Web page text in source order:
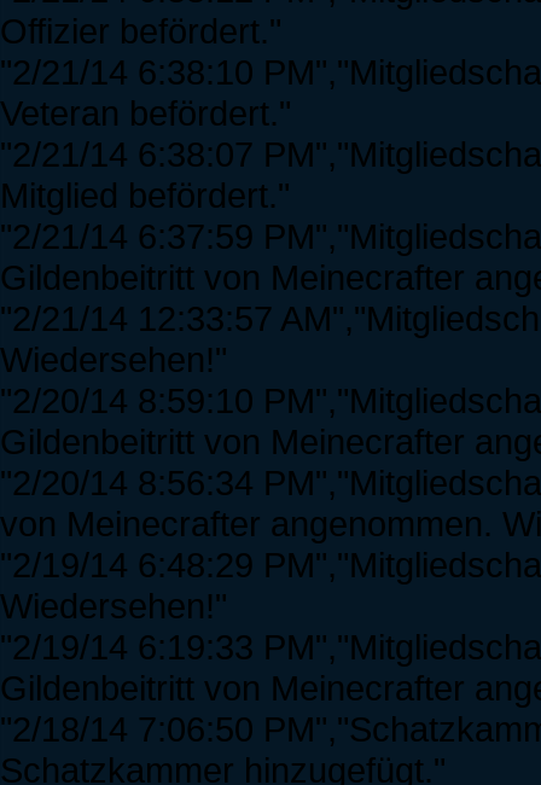
Offizier befördert."
"2/21/14 6:38:10
Veteran befördert."
"2/21/14 6:38:07
Mitglied befördert."
"2/21/14 6:37:59
Gildenbeitritt von Meinecrafter
"2/21/14 12:33:57
Wiedersehen!"
"2/20/14 8:59:10
Gildenbeitritt von Meinecrafter
"2/20/14 8:56:34
von Meinecrafter angenommen.
"2/19/14 6:48:29
Wiedersehen!"
"2/19/14 6:19:33
Gildenbeitritt von Meinecrafter
"2/18/14 7:06:50
Schatzkammer hinzugefügt."